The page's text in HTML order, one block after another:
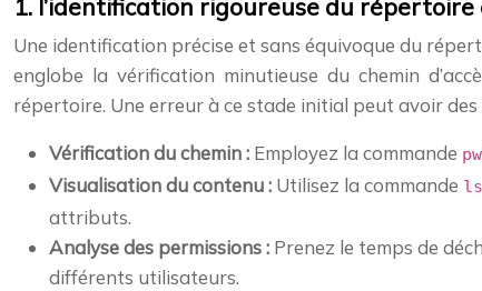
1. l’identification rigoureuse du répertoire
Une identification précise et sans équivoque du
englobe la vérification minutieuse du chemin
répertoire. Une erreur à ce stade initial peut avoir
Vérification du chemin : Employez la commande
Visualisation du contenu : Utilisez la commande
attributs.
Analyse des permissions : Prenez le temps de
différents utilisateurs.